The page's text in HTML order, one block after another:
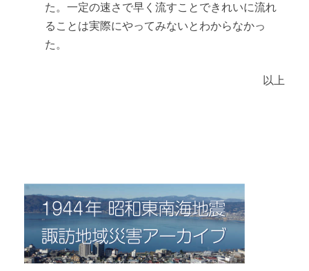
た。一定の速さで早く流すことできれいに流れ
ることは実際にやってみないとわからなかっ
た。
以上